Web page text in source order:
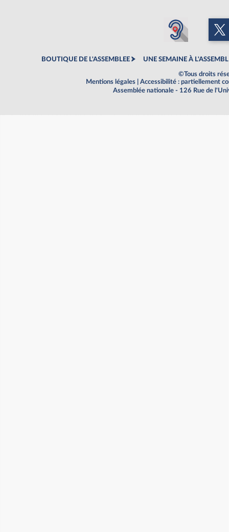
BOUTIQUE DE L'ASSEMBLEE UNE SEMAINE À
©Tous droits
Mentions légales
Accessibilité : partiellement
Assemblée nationale - 126 Rue de